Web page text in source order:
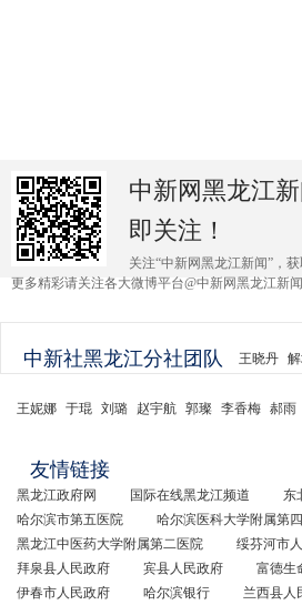
中新网黑龙江
即关注！
关注“中新网黑龙江新闻”，获
更多精彩请关注各大微博平台@中新网黑龙江新闻
中新社黑龙江分社团队 王晓丹
王妮娜 于琨 刘璐 赵宇航 郭璨 李香梅 郝雨
友情链接
黑龙江政府网 国际在线黑龙江频道 东
哈尔滨市第五医院
哈尔滨医科大学附属第
黑龙江中医药大学附属第二医院
绥芬河市
拜泉县人民政府
宾县人民政府 富德生
伊春市人民政府
哈尔滨银行 兰西县人